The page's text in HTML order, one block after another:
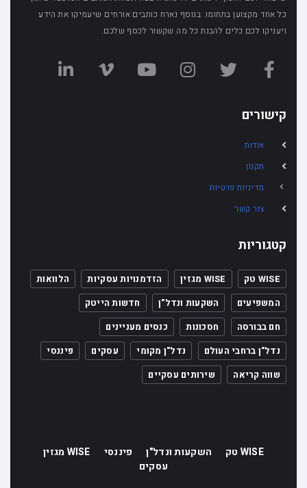
כל אחד מקצוען בתחומו. בנוסף נארח כותבים אורחים שיעמיקו את הידע
ויעניקו לכם כלים להבנת כל מה שקשור לכסף שלכם.
קישורים
אודות
תקנון
מדיניות פרטיות
צור קשר
קטגוריות
WISE טק WISE מגזין הזדמנויות עסקיות
הלוואות
המשפיעים
השקעות ונדל"ן
חדשות הייטק
חם בבורסה
חסכונות
כנסים מעניינים
נדל"ן ברחבי העולם
נדל"ן מקומי עסקים
פיננסי
שווה קריאה
שירותים עסקיים
WISE טק השקעות ונדל"ן פיננסי
WISE מגזין
עסקים